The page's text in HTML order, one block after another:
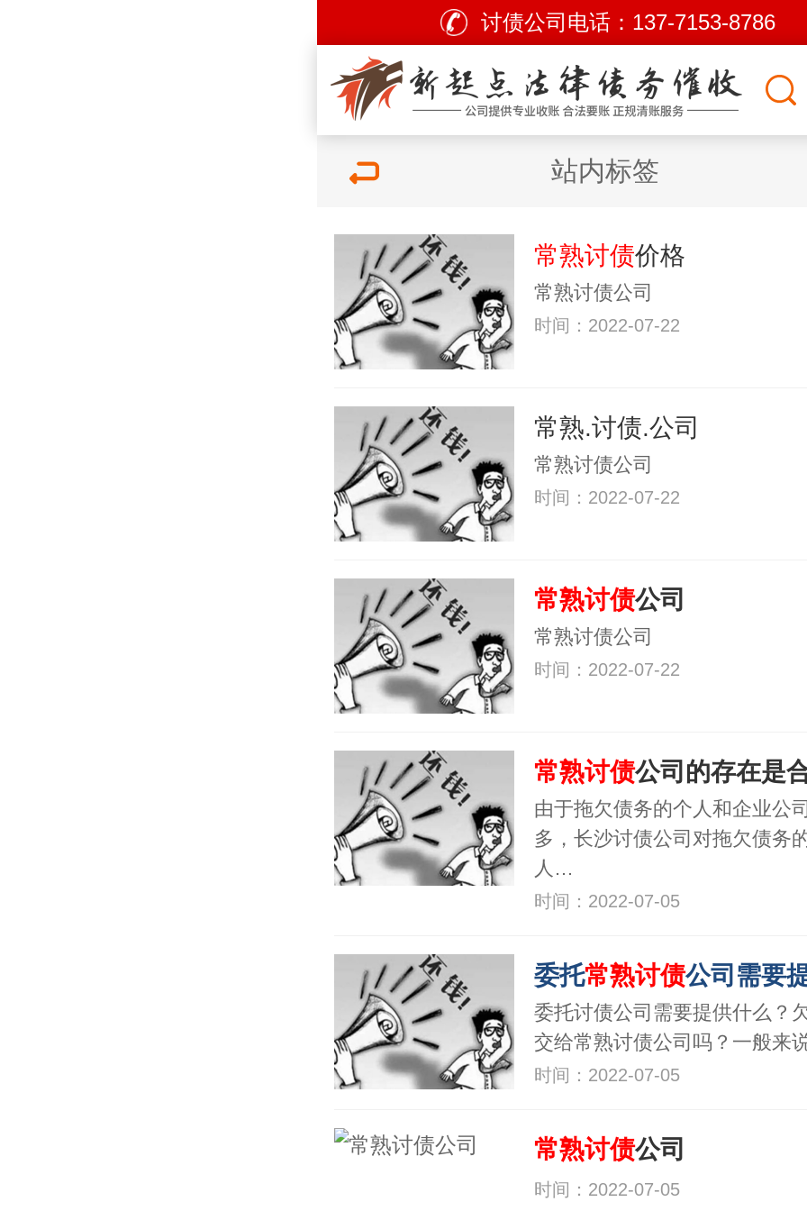
讨债公司电话： 137-7153-8786
站内标签
常熟讨债价格
常熟讨债公司
时间：2022-07-22
常熟.讨债.公司
常熟讨债公司
时间：2022-07-22
常熟讨债公司
常熟讨债公司
时间：2022-07-22
常熟讨债公司的存在是合法的
由于拖欠债务的个人和企业公
多，长沙讨债公司对拖欠债务
人…
时间：2022-07-05
委托常熟讨债公司需要提供什
委托讨债公司需要提供什么？
交给常熟讨债公司吗？一般来
时间：2022-07-05
常熟讨债公司
时间：2022-07-05